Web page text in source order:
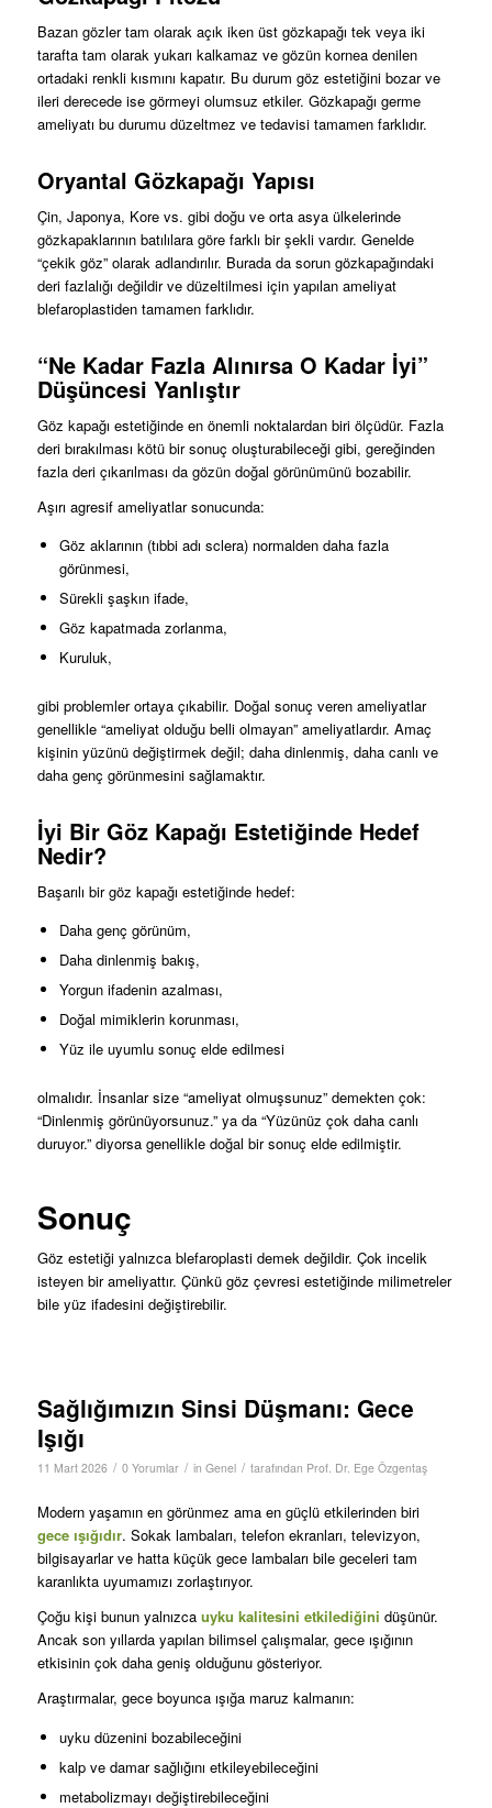
Bazan gözler tam olarak açık iken üst gözkapağı tek veya iki
tarafta tam olarak yukarı kalkamaz ve gözün kornea denilen
ortadaki renkli kısmını kapatır. Bu durum göz estetiğini bozar ve
ileri derecede ise görmeyi olumsuz etkiler. Gözkapağı germe
ameliyatı bu durumu düzeltmez ve tedavisi tamamen farklıdır.
Oryantal Gözkapağı Yapısı
Çin, Japonya, Kore vs. gibi doğu ve orta asya ülkelerinde
gözkapaklarının batılılara göre farklı bir şekli vardır. Genelde
“çekik göz” olarak adlandırılır. Burada da sorun gözkapağındaki
deri fazlalığı değildir ve düzeltilmesi için yapılan ameliyat
blefaroplastiden tamamen farklıdır.
“Ne Kadar Fazla Alınırsa O Kadar İyi”
Düşüncesi Yanlıştır
Göz kapağı estetiğinde en önemli noktalardan biri ölçüdür. Fazla
deri bırakılması kötü bir sonuç oluşturabileceği gibi, gereğinden
fazla deri çıkarılması da gözün doğal görünümünü bozabilir.
Aşırı agresif ameliyatlar sonucunda:
Göz aklarının (tıbbi adı sclera) normalden daha fazla
görünmesi,
Sürekli şaşkın ifade,
Göz kapatmada zorlanma,
Kuruluk,
gibi problemler ortaya çıkabilir. Doğal sonuç veren ameliyatlar
genellikle “ameliyat olduğu belli olmayan” ameliyatlardır. Amaç
kişinin yüzünü değiştirmek değil; daha dinlenmiş, daha canlı ve
daha genç görünmesini sağlamaktır.
İyi Bir Göz Kapağı Estetiğinde Hedef
Nedir?
Başarılı bir göz kapağı estetiğinde hedef:
Daha genç görünüm,
Daha dinlenmiş bakış,
Yorgun ifadenin azalması,
Doğal mimiklerin korunması,
Yüz ile uyumlu sonuç elde edilmesi
olmalıdır. İnsanlar size “ameliyat olmuşsunuz” demekten çok:
“Dinlenmiş görünüyorsunuz.” ya da “Yüzünüz çok daha canlı
duruyor.” diyorsa genellikle doğal bir sonuç elde edilmiştir.
Sonuç
Göz estetiği yalnızca blefaroplasti demek değildir. Çok incelik
isteyen bir ameliyattır. Çünkü göz çevresi estetiğinde milimetreler
bile yüz ifadesini değiştirebilir.
Sağlığımızın Sinsi Düşmanı: Gece
Işığı
11 Mart 2026 / 0 Yorumlar / in Genel / tarafından Prof. Dr. Ege Özgentaş
Modern yaşamın en görünmez ama en güçlü etkilerinden biri
gece ışığıdır. Sokak lambaları, telefon ekranları, televizyon,
bilgisayarlar ve hatta küçük gece lambaları bile geceleri tam
karanlıkta uyumamızı zorlaştırıyor.
Çoğu kişi bunun yalnızca uyku kalitesini etkilediğini düşünür.
Ancak son yıllarda yapılan bilimsel çalışmalar, gece ışığının
etkisinin çok daha geniş olduğunu gösteriyor.
Araştırmalar, gece boyunca ışığa maruz kalmanın:
uyku düzenini bozabileceğini
kalp ve damar sağlığını etkileyebileceğini
metabolizmayı değiştirebileceğini